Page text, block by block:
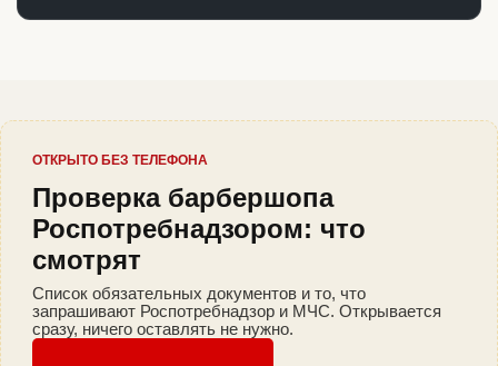
ОТКРЫТО БЕЗ ТЕЛЕФОНА
Проверка барбершопа
Роспотребнадзором: что
смотрят
Список обязательных документов и то, что
запрашивают Роспотребнадзор и МЧС. Открывается
сразу, ничего оставлять не нужно.